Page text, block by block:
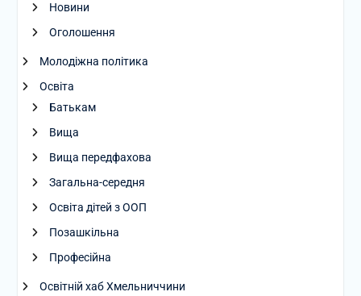
Новини
Оголошення
Молодіжна політика
Освіта
Батькам
Вища
Вища передфахова
Загальна-середня
Освіта дітей з ООП
Позашкільна
Професійна
Освітній хаб Хмельниччини